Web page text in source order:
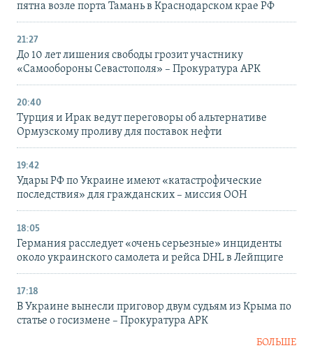
пятна возле порта Тамань в Краснодарском крае РФ
21:27
До 10 лет лишения свободы грозит участнику
«Самообороны Севастополя» – Прокуратура АРК
20:40
Турция и Ирак ведут переговоры об альтернативе
Ормузскому проливу для поставок нефти
19:42
Удары РФ по Украине имеют «катастрофические
последствия» для гражданских – миссия ООН
18:05
Германия расследует «очень серьезные» инциденты
около украинского самолета и рейса DHL в Лейпциге
17:18
В Украине вынесли приговор двум судьям из Крыма по
статье о госизмене – Прокуратура АРК
БОЛЬШЕ